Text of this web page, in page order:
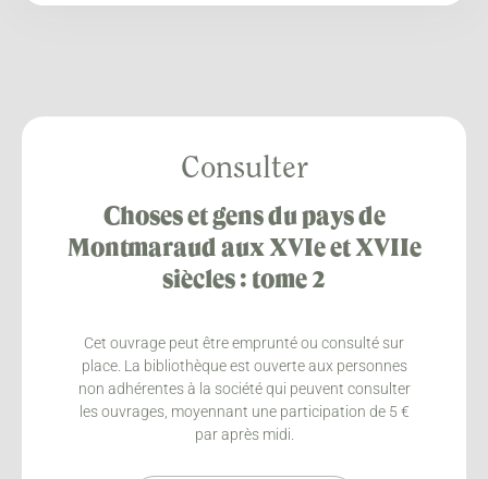
Consulter
Choses et gens du pays de
Montmaraud aux XVIe et XVIIe
siècles : tome 2
Cet ouvrage peut être emprunté ou consulté sur
place. La bibliothèque est ouverte aux personnes
non adhérentes à la société qui peuvent consulter
les ouvrages, moyennant une participation de 5 €
par après midi.